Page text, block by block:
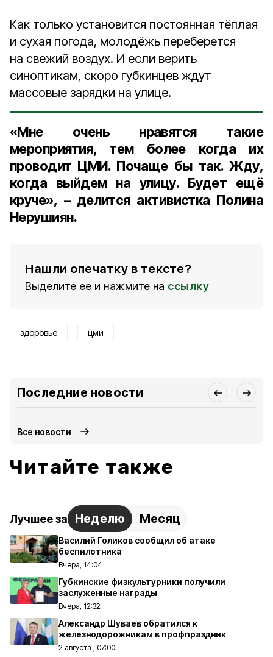
Как только установится постоянная тёплая
и сухая погода, молодёжь переберется
на свежий воздух. И если верить
синоптикам, скоро губкинцев ждут
массовые зарядки на улице.
«Мне очень нравятся такие
мероприятия, тем более когда их
проводит ЦМИ. Почаще бы так. Жду,
когда выйдем на улицу. Будет ещё
круче», – делится активистка Полина
Нерушиян.
Нашли опечатку в тексте?
Выделите ее и нажмите на ссылку
здоровье цми
Последние новости
Все новости
Читайте также
Лучшее за Неделю Месяц
Василий Голиков сообщил об атаке
беспилотника
Вчера, 14:04
Губкинские физкультурники получили
заслуженные награды
Вчера, 12:32
Александр Шуваев обратился к
железнодорожникам в профпраздник
2 августа , 07:00